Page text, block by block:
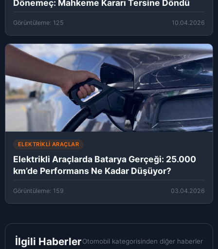
Dönemeç: Mahkeme Kararı Tersine Döndü
Görüntüleme: 125 10.04.2026
ELEKTRIKLI ARAÇLAR
Elektrikli Araçlarda Batarya Gerçeği: 25.000
km’de Performans Ne Kadar Düşüyor?
Görüntüleme: 159 03.04.2026
İlgili HaberlerOtomobil kategorisinden diğer haberler